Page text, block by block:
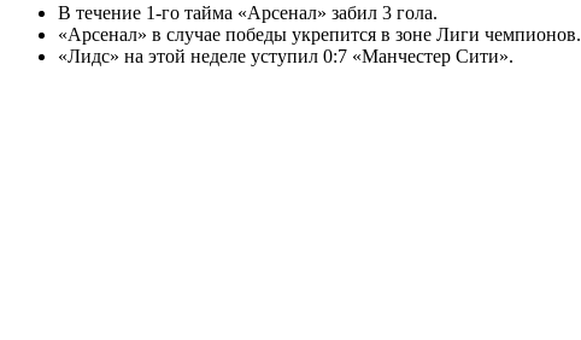
В течение 1-го тайма «Арсенал» забил 3 гола.
«Арсенал» в случае победы укрепится в зоне Лиги чемпионов.
«Лидс» на этой неделе уступил 0:7 «Манчестер Сити».